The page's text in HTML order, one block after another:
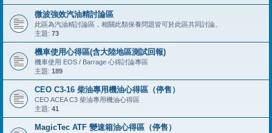
微波強效汽油精討論區
此區為汽油精討論區，相關此類保養問題皆可於此區共同討論。
主題: 73
機車使用心得區(含大陸地區測試回報)
機車使用 EOS / Barrage 心得討論專區
主題: 189
CEO C3-16 柴油專用機油心得區（停售）
CEO ACEA C3 柴油專用機油心得區
主題: 41
MagicTec ATF 變速箱油心得區（停售）